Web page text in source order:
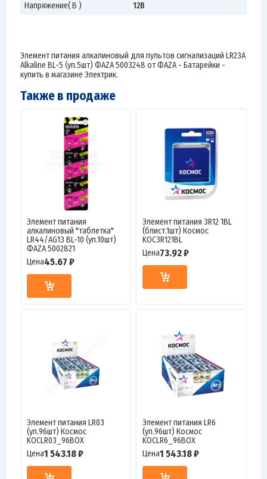
Напряжение( В )
12В
Элемент питания алкалиновый для пультов сигнализаций LR23A
Alkaline BL-5 (уп.5шт) ФАZА 5003248 от ФАZА - Батарейки -
купить в магазине Электрик.
Также в продаже
Элемент питания
алкалиновый "таблетка"
LR44/AG13 BL-10 (уп.10шт)
ФАZА 5002821
Цена45.67 ₽
Элемент питания 3R12 1BL
(блист.1шт) Космос
KOC3R121BL
Цена73.92 ₽
Элемент питания LR03
(уп.96шт) Космос
KOCLR03_96BOX
Цена1 543.18 ₽
Элемент питания LR6
(уп.96шт) Космос
KOCLR6_96BOX
Цена1 543.18 ₽